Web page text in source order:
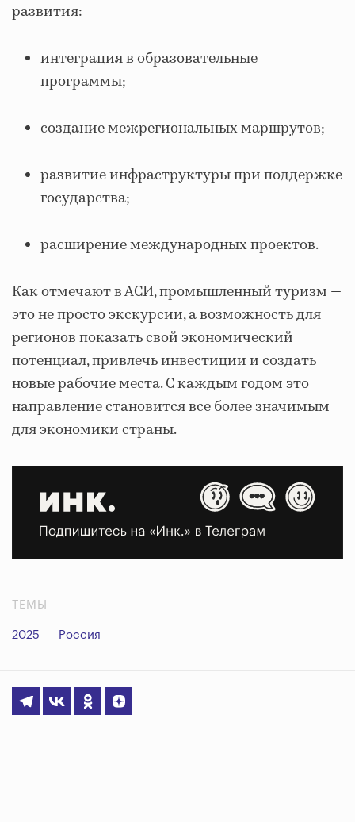
развития:
интеграция в образовательные
программы;
создание межрегиональных маршрутов;
развитие инфраструктуры при поддержке
государства;
расширение международных проектов.
Как отмечают в АСИ, промышленный туризм —
это не просто экскурсии, а возможность для
регионов показать свой экономический
потенциал, привлечь инвестиции и создать
новые рабочие места. С каждым годом это
направление становится все более значимым
для экономики страны.
ТЕМЫ
2025 Россия